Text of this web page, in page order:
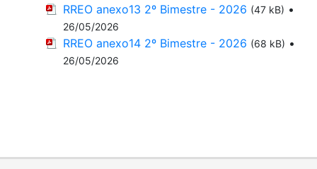
RREO anexo13 2º Bimestre - 2026 (47 kB) •
26/05/2026
RREO anexo14 2º Bimestre - 2026 (68 kB) •
26/05/2026